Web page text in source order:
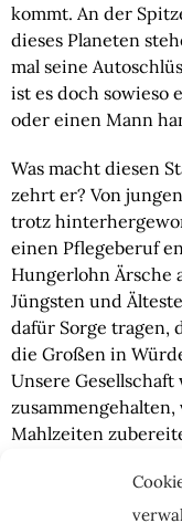
kommt. An der
dieses Planeten
mal seine
ist es doch sowieso
oder einen Mann
Was macht diesen
zehrt er? Von
trotz
einen Pflegeberuf
Hungerlohn Ärsche
Jüngsten und
dafür Sorge tragen,
die Großen in
Unsere
zusammengehalten,
Mahlzeiten
Frauen also, die
verbitterten